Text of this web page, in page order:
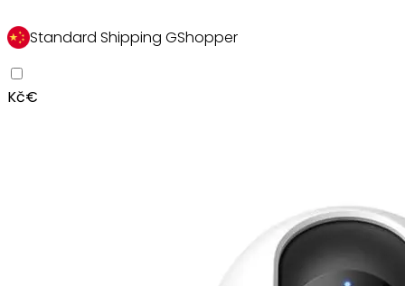
Standard Shipping GShopper
Kč€